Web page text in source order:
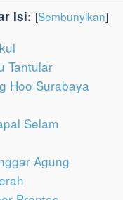
Isi: [Sembunyikan]
Tantular
Hoo Surabaya
Selam
Agung